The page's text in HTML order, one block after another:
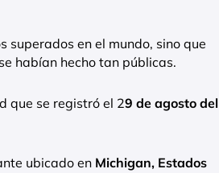
superados en el mundo, sino que
habían hecho tan públicas.
que se registró el 29 de agosto del
ubicado en Michigan, Estados